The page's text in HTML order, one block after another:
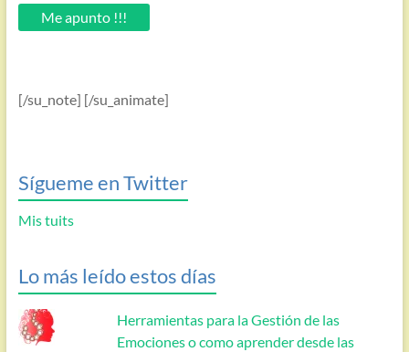
email.Me apunto !!!
[/su_note] [/su_animate]
Sígueme en Twitter
Mis tuits
Lo más leído estos días
Herramientas para la Gestión de las
Emociones o como aprender desde las